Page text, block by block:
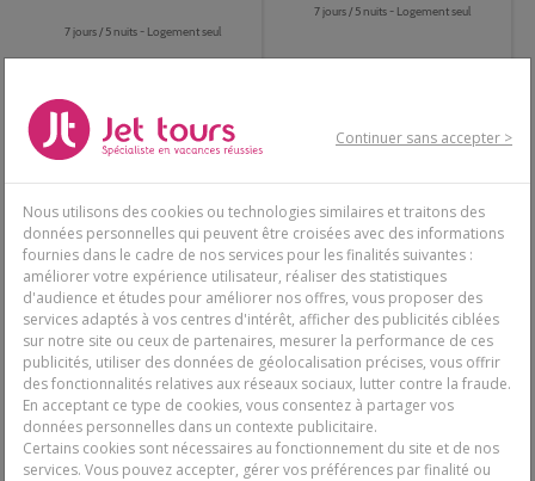
7 jours / 5 nuits - Logement seul
Dès1127€835€ -26%
Découvrir
7 jours / 5 nuits - Logement seul
839€
Découvrir
Habitation Grande Anse 3*
Zenitude hôtel Résidence -
Continuer sans accepter >
Nous utilisons des cookies ou technologies similaires et traitons des
données personnelles qui peuvent être croisées avec des informations
fournies dans le cadre de nos services pour les finalités suivantes :
améliorer votre expérience utilisateur, réaliser des statistiques
d'audience et études pour améliorer nos offres, vous proposer des
services adaptés à vos centres d'intérêt, afficher des publicités ciblées
sur notre site ou ceux de partenaires, mesurer la performance de ces
publicités, utiliser des données de géolocalisation précises, vous offrir
des fonctionnalités relatives aux réseaux sociaux, lutter contre la fraude.
En acceptant ce type de cookies, vous consentez à partager vos
données personnelles dans un contexte publicitaire.
Certains cookies sont nécessaires au fonctionnement du site et de nos
services. Vous pouvez accepter, gérer vos préférences par finalité ou